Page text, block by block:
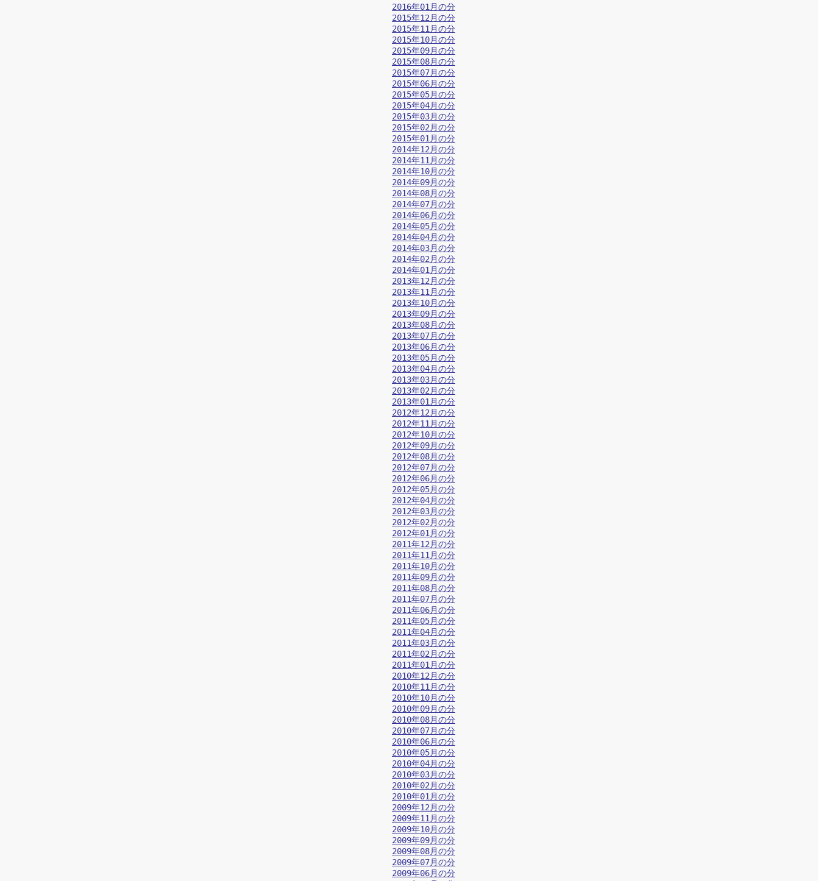
2016年01月の分
2015年12月の分
2015年11月の分
2015年10月の分
2015年09月の分
2015年08月の分
2015年07月の分
2015年06月の分
2015年05月の分
2015年04月の分
2015年03月の分
2015年02月の分
2015年01月の分
2014年12月の分
2014年11月の分
2014年10月の分
2014年09月の分
2014年08月の分
2014年07月の分
2014年06月の分
2014年05月の分
2014年04月の分
2014年03月の分
2014年02月の分
2014年01月の分
2013年12月の分
2013年11月の分
2013年10月の分
2013年09月の分
2013年08月の分
2013年07月の分
2013年06月の分
2013年05月の分
2013年04月の分
2013年03月の分
2013年02月の分
2013年01月の分
2012年12月の分
2012年11月の分
2012年10月の分
2012年09月の分
2012年08月の分
2012年07月の分
2012年06月の分
2012年05月の分
2012年04月の分
2012年03月の分
2012年02月の分
2012年01月の分
2011年12月の分
2011年11月の分
2011年10月の分
2011年09月の分
2011年08月の分
2011年07月の分
2011年06月の分
2011年05月の分
2011年04月の分
2011年03月の分
2011年02月の分
2011年01月の分
2010年12月の分
2010年11月の分
2010年10月の分
2010年09月の分
2010年08月の分
2010年07月の分
2010年06月の分
2010年05月の分
2010年04月の分
2010年03月の分
2010年02月の分
2010年01月の分
2009年12月の分
2009年11月の分
2009年10月の分
2009年09月の分
2009年08月の分
2009年07月の分
2009年06月の分